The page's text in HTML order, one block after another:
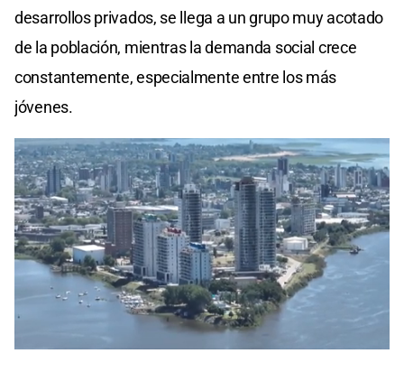
desarrollos privados, se llega a un grupo muy acotado
de la población, mientras la demanda social crece
constantemente, especialmente entre los más
jóvenes.